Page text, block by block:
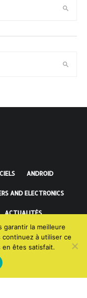
ANDROID
AND ELECTRONICS
ACTUALITÉS
garantir la meilleure
à utiliser ce
en êtes satisfait.